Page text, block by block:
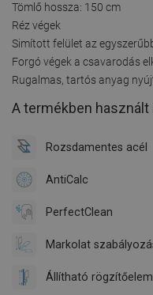
Tömlő hossza: 150 cm
Réz végek
Simított felület az
Forgó végek a csavarodás
Rugalmas, tartós anyag
A termékben
Rozsdamentes acél
AntiCalc
PerfectClean
Markolat
Állítható